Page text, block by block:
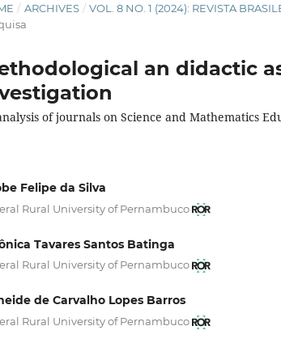
/ ARCHIVES / VOL. 8 NO. 1 (2024): REVISTA
an didactic
of journals on Science and Mathematics
Felipe da Silva
Rural University of Pernambuco
Tavares Santos Batinga
Rural University of Pernambuco
de Carvalho Lopes Barros
Rural University of Pernambuco